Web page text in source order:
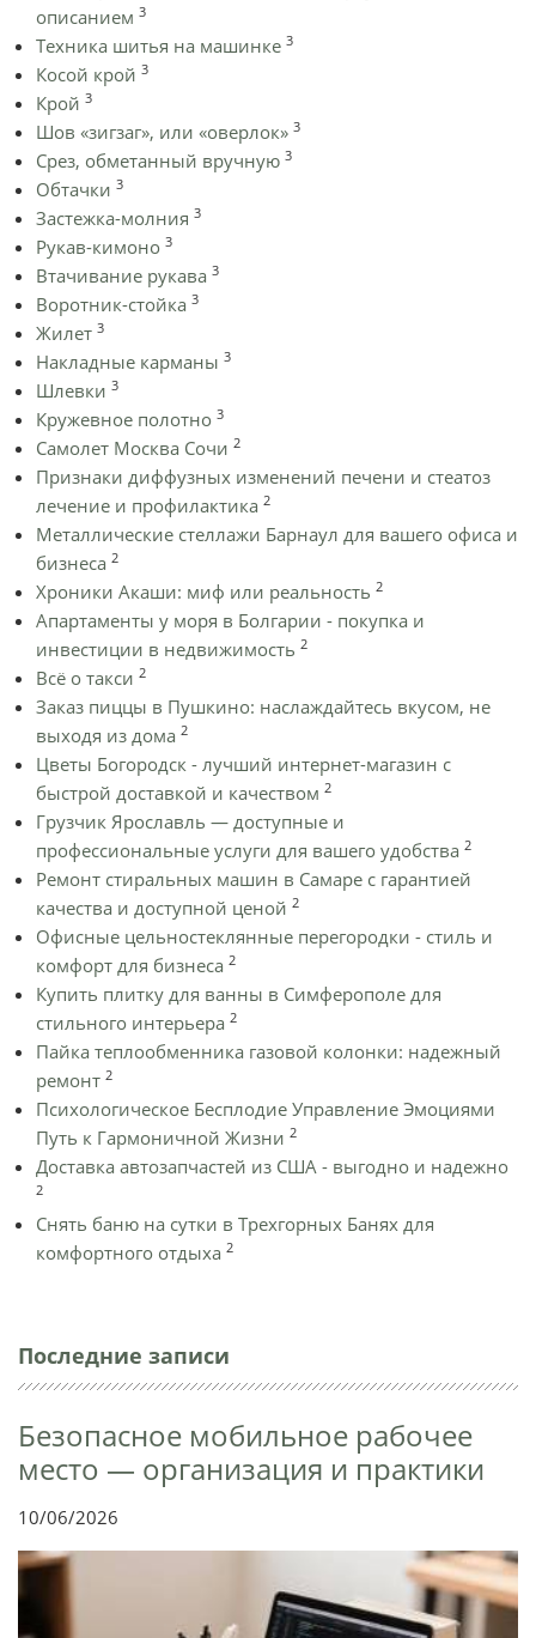
описанием 3
Техника шитья на машинке 3
Косой крой 3
Крой 3
Шов «зигзаг», или «оверлок» 3
Срез, обметанный вручную 3
Обтачки 3
Застежка-молния 3
Рукав-кимоно 3
Втачивание рукава 3
Воротник-стойка 3
Жилет 3
Накладные карманы 3
Шлевки 3
Кружевное полотно 3
Самолет Москва Сочи 2
Признаки диффузных изменений печени и стеатоз
лечение и профилактика 2
Металлические стеллажи Барнаул для вашего офиса и
бизнеса 2
Хроники Акаши: миф или реальность 2
Апартаменты у моря в Болгарии - покупка и
инвестиции в недвижимость 2
Всё о такси 2
Заказ пиццы в Пушкино: наслаждайтесь вкусом, не
выходя из дома 2
Цветы Богородск - лучший интернет-магазин с
быстрой доставкой и качеством 2
Грузчик Ярославль — доступные и
профессиональные услуги для вашего удобства 2
Ремонт стиральных машин в Самаре с гарантией
качества и доступной ценой 2
Офисные цельностеклянные перегородки - стиль и
комфорт для бизнеса 2
Купить плитку для ванны в Симферополе для
стильного интерьера 2
Пайка теплообменника газовой колонки: надежный
ремонт 2
Психологическое Бесплодие Управление Эмоциями
Путь к Гармоничной Жизни 2
Доставка автозапчастей из США - выгодно и надежно
2
Снять баню на сутки в Трехгорных Банях для
комфортного отдыха 2
Последние записи
Безопасное мобильное рабочее
место — организация и практики
10/06/2026